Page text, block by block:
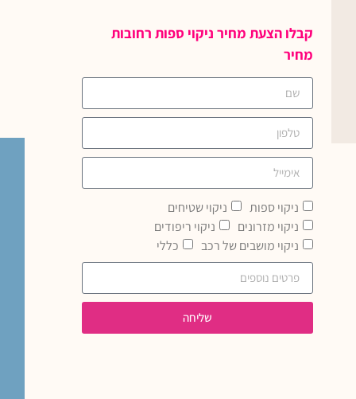
קבלו הצעת מחיר ניקוי ספות רחובות
מחיר
ניקוי ספות
ניקוי שטיחים
ניקוי מזרונים
ניקוי ריפודים
ניקוי מושבים של רכב
כללי
שליחה